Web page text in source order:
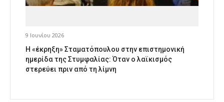
9 Ιουνίου 2026
Η «έκρηξη» Σταματόπουλου στην επιστημονική
ημερίδα της Στυμφαλίας: Όταν ο λαϊκισμός
στερεύει πριν από τη λίμνη